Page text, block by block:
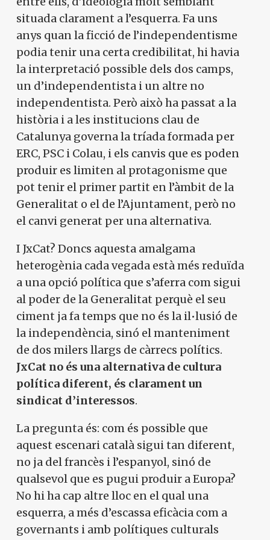
situada clarament a l’esquerra. Fa uns
anys quan la ficció de l’independentisme
podia tenir una certa credibilitat, hi havia
la interpretació possible dels dos camps,
un d’independentista i un altre no
independentista. Però això ha passat a la
història i a les institucions clau de
Catalunya governa la tríada formada per
ERC, PSC i Colau, i els canvis que es poden
produir es limiten al protagonisme que
pot tenir el primer partit en l’àmbit de la
Generalitat o el de l’Ajuntament, però no
el canvi generat per una alternativa.
I JxCat? Doncs aquesta amalgama
heterogènia cada vegada està més reduïda
a una opció política que s’aferra com sigui
al poder de la Generalitat perquè el seu
ciment ja fa temps que no és la il•lusió de
la independència, sinó el manteniment
de dos milers llargs de càrrecs polítics.
JxCat no és una alternativa de cultura
política diferent, és clarament un
sindicat d’interessos.
La pregunta és: com és possible que
aquest escenari català sigui tan diferent,
no ja del francès i l’espanyol, sinó de
qualsevol que es pugui produir a Europa?
No hi ha cap altre lloc en el qual una
esquerra, a més d’escassa eficàcia com a
governants i amb polítiques culturals